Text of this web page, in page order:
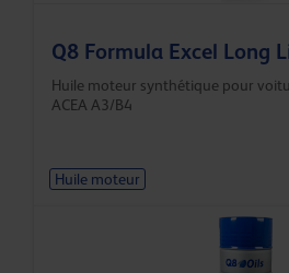
Q8 Formula Excel Long
Huile moteur synthétique pour
ACEA A3/B4
Huile moteur